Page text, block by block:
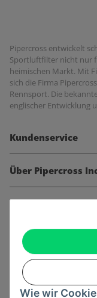
Wie wir
Pipercross entwickelt
Sportluftfilter nicht nur
heimischen Markt. Mit
sich die Firma
Rennsport. Die
englischer Entwicklung
Kundenservice
Über Pipercross
Informationen
Gesetzliche